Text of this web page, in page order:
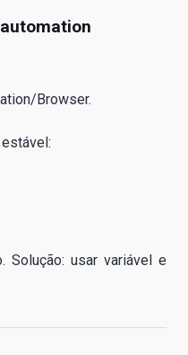
Browser.
Solução: usar variável e